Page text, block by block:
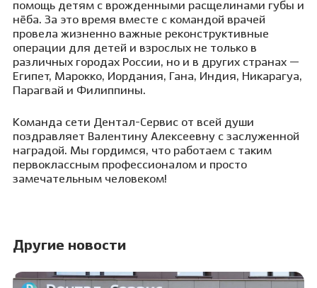
помощь детям с врожденными расщелинами губы и
нёба. За это время вместе с командой врачей
провела жизненно важные реконструктивные
операции для детей и взрослых не только в
различных городах России, но и в других странах —
Египет, Марокко, Иордания, Гана, Индия, Никарагуа,
Парагвай и Филиппины.
Команда сети Дентал-Сервис от всей души
поздравляет Валентину Алексеевну с заслуженной
наградой. Мы гордимся, что работаем с таким
первоклассным профессионалом и просто
замечательным человеком!
Другие новости